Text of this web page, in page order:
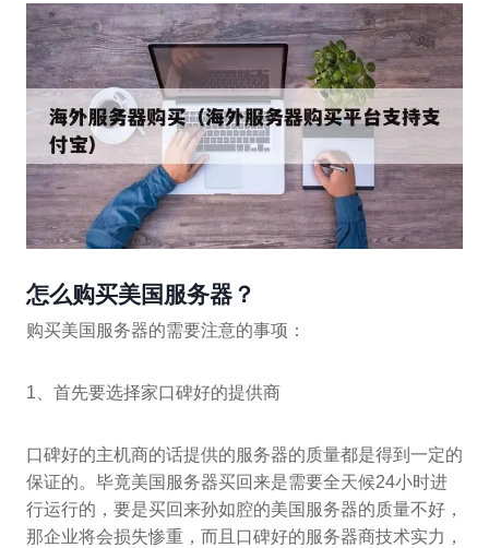
怎么购买美国服务器？
购买美国服务器的需要注意的事项：
1、首先要选择家口碑好的提供商
口碑好的主机商的话提供的服务器的质量都是得到一定的
保证的。毕竟美国服务器买回来是需要全天候24小时进
行运行的，要是买回来孙如腔的美国服务器的质量不好，
那企业将会损失惨重，而且口碑好的服务器商技术实力，